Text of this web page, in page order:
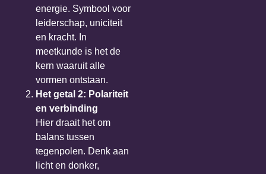
energie. Symbool voor
leiderschap, uniciteit
en kracht. In
meetkunde is het de
kern waaruit alle
vormen ontstaan.
Het getal 2: Polariteit
en verbinding
Hier draait het om
balans tussen
tegenpolen. Denk aan
licht en donker,